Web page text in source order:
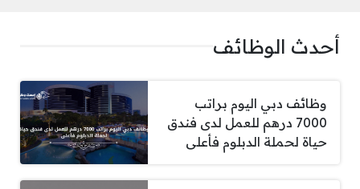
أحدث الوظائف
وظائف دبي اليوم براتب
7000 درهم للعمل لدى فندق
حياة لحملة الدبلوم فأعلى